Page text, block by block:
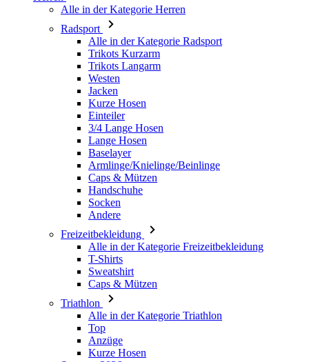
Trikots Langarm
Westen
Jacken
Kurze Hosen
Einteiler
3/4 Lange Hosen
Lange Hosen
Baselayer
Armlinge/Knielinge/Beinlinge
Caps & Mützen
Handschuhe
Socken
Andere
Freizeitbekleidung
Alle in der Kategorie Freizeitbekleidung
T-Shirts
Sweatshirt
Caps & Mützen
Triathlon
Alle in der Kategorie Triathlon
Top
Anzüge
Kurze Hosen
Sommer 2026
Team-Repliken
Special Editions
Ausverkauf
Geschenkgutscheine